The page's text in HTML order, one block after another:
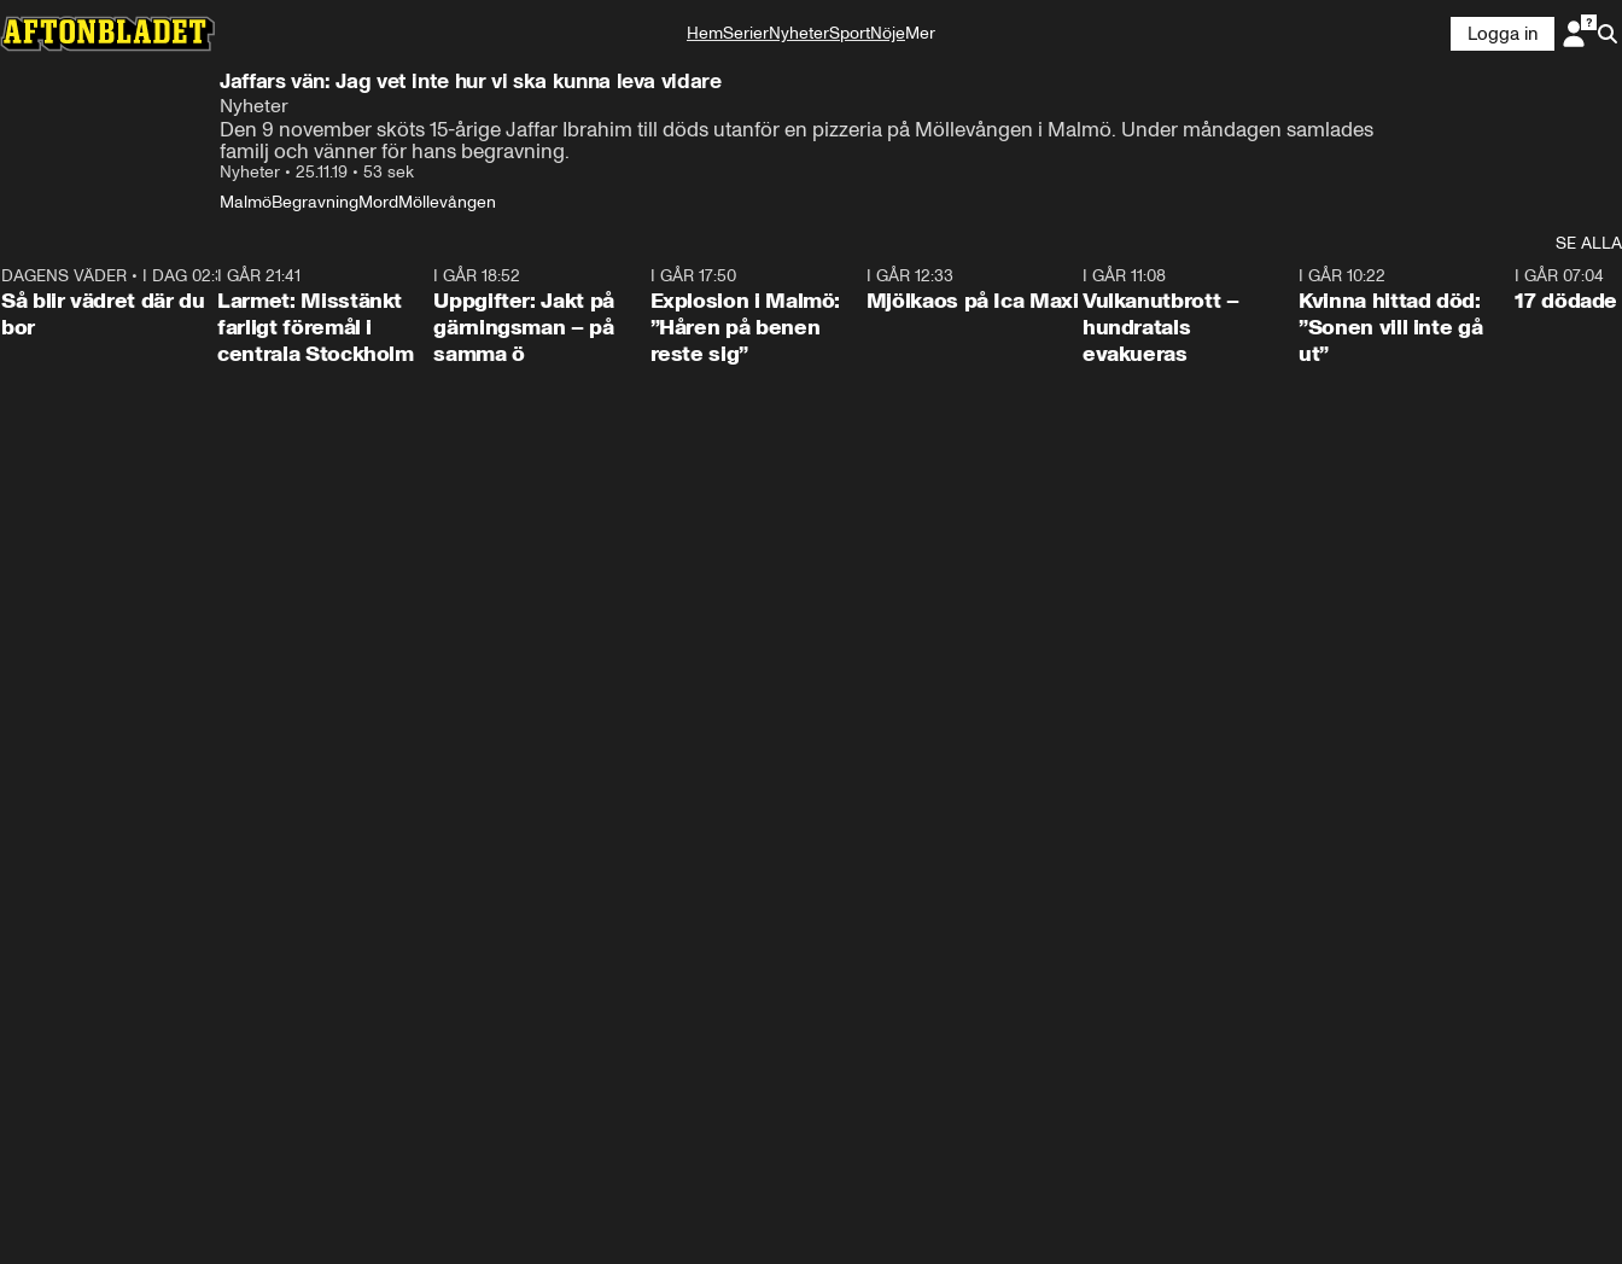
HemSerierNyheterSportNöjeMer
Logga in
Jaffars vän: Jag vet inte hur vi ska kunna leva vidare
Nyheter
Den 9 november sköts 15-årige Jaffar Ibrahim till döds utanför en pizzeria på Möllevången i Malmö. Under måndagen samlades
familj och vänner för hans begravning.
Nyheter • 25.11.19 • 53 sek
MalmöBegravningMordMöllevången
SE ALLA
1:06
DAGENS VÄDER • I DAG 02:30
Så blir vädret där du
bor
I GÅR 21:41
Larmet: Misstänkt
farligt föremål i
centrala Stockholm
I GÅR 18:52
Uppgifter: Jakt på
gärningsman – på
samma ö
I GÅR 17:50
Explosion i Malmö:
”Håren på benen
reste sig”
I GÅR 12:33
Mjölkaos på Ica Maxi
I GÅR 11:08
Vulkanutbrott –
hundratals
evakueras
I GÅR 10:22
Kvinna hittad död:
”Sonen vill inte gå
ut”
I GÅR 07:04
17